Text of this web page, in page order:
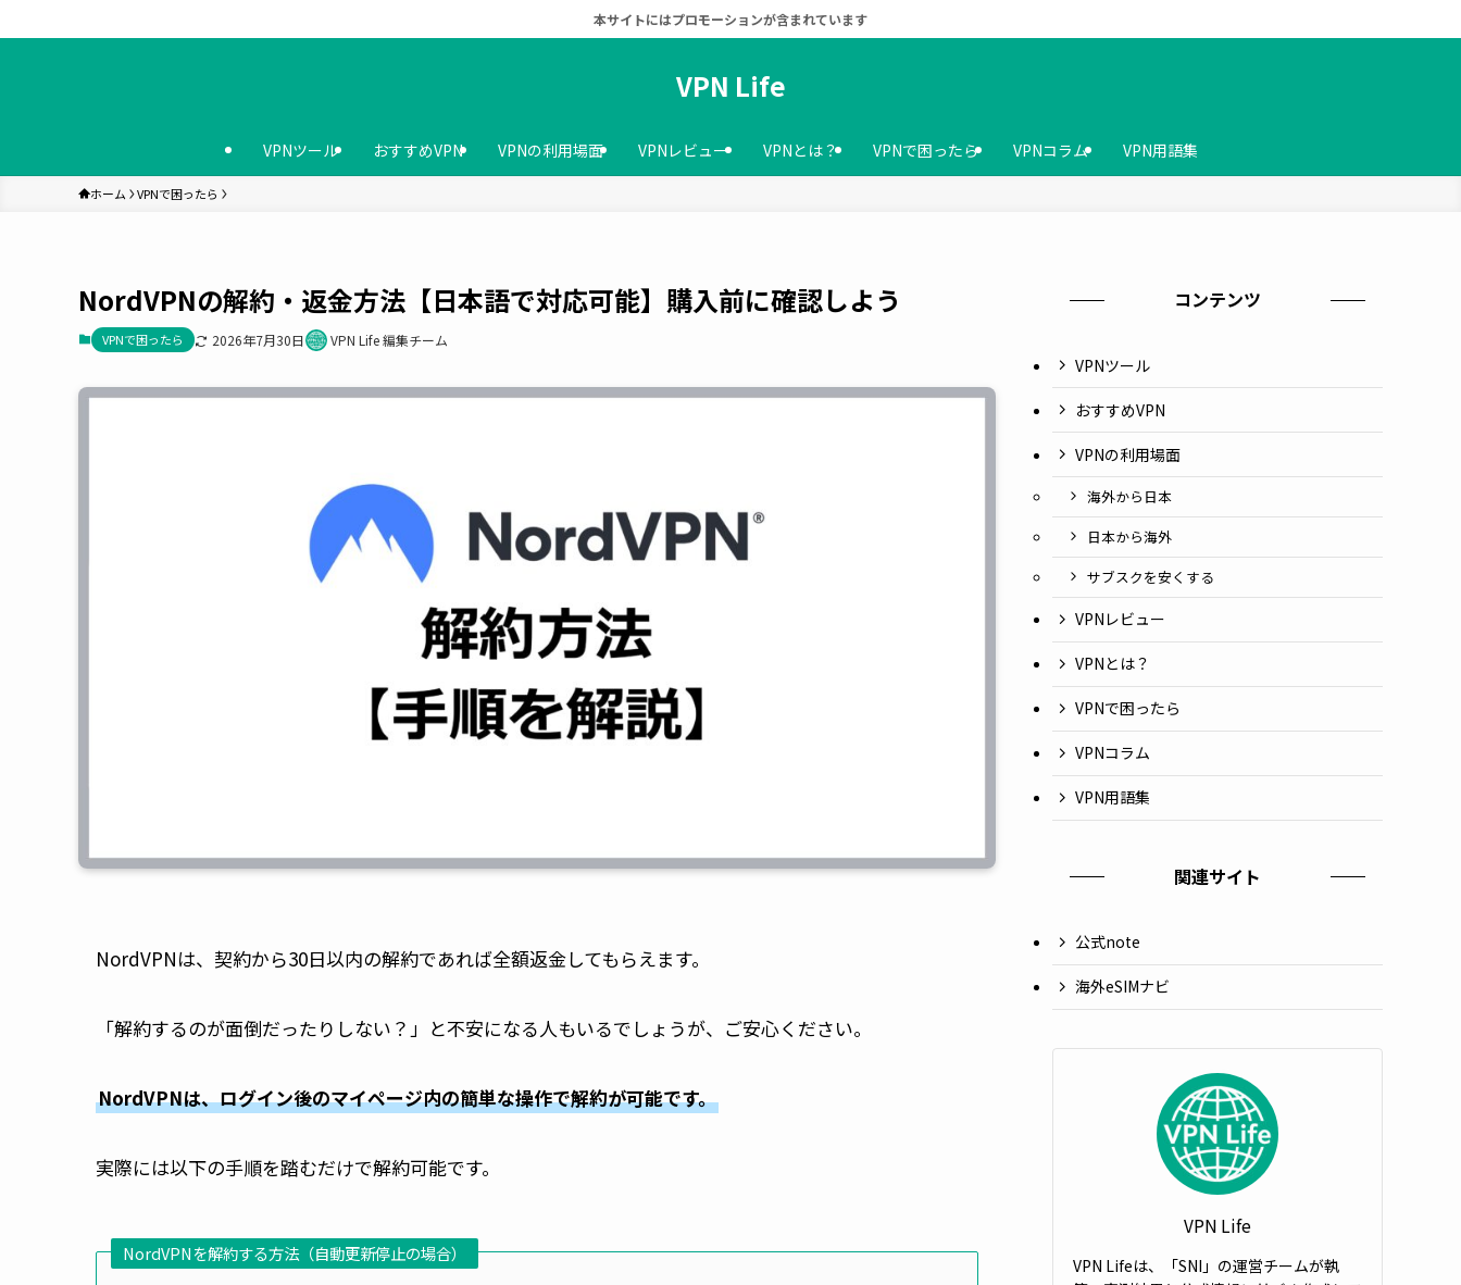
本サイトにはプロモーションが含まれています
VPN Life
VPNツール おすすめVPN VPNの利用場面 VPNレビュー VPNとは？ VPNで困ったら VPNコラム VPN用語集
ホーム VPNで困ったら
NordVPNの解約・返金方法【日本語で対応可能】購入前に確認しよう
VPNで困ったら 2026年7月30日 VPN Life 編集チーム
NordVPNは、契約から30日以内の解約であれば全額返金してもらえます。
「解約するのが面倒だったりしない？」と不安になる人もいるでしょうが、ご安心ください。
NordVPNは、ログイン後のマイページ内の簡単な操作で解約が可能です。
実際には以下の手順を踏むだけで解約可能です。
NordVPNを解約する方法（自動更新停止の場合）
コンテンツ
VPNツール
おすすめVPN
VPNの利用場面
海外から日本
日本から海外
サブスクを安くする
VPNレビュー
VPNとは？
VPNで困ったら
VPNコラム
VPN用語集
関連サイト
公式note
海外eSIMナビ
VPN Life
VPN Lifeは、「SNI」の運営チームが執